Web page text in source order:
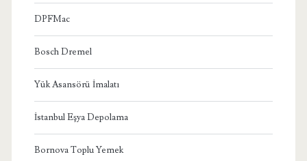
DPFMac
Bosch Dremel
Yük Asansörü İmalatı
İstanbul Eşya Depolama
Bornova Toplu Yemek